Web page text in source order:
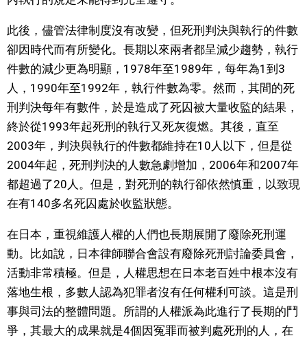
教育
工作勞動
家庭
醫療健康
語言
編輯部通知
此後，儘管法律制度沒有改變，但死刑判決與執行的件數
卻因時代而有所變化。長期以來兩者都呈減少趨勢，執行
件數的減少更為明顯，1978年至1989年，每年為1到3
人，1990年至1992年，執行件數為零。然而，其間的死
刑判決每年有數件，於是造成了死囚被大量收監的結果，
終於從1993年起死刑的執行又死灰復燃。其後，直至
2003年，判決與執行的件數都維持在10人以下，但是從
2004年起，死刑判決的人數急劇增加，2006年和2007年
都超過了20人。但是，對死刑的執行卻依然慎重，以致現
在有140多名死囚處於收監狀態。
在日本，重視維護人權的人們也長期展開了廢除死刑運
動。比如說，日本律師聯合會設有廢除死刑討論委員會，
活動非常積極。但是，人權思想在日本老百姓中根本沒有
落地生根，多數人認為犯罪者沒有任何權利可談。這是刑
事與司法的整體問題。所謂的人權派為此進行了長期的鬥
爭，其最大的成果就是4個因冤罪而被判處死刑的人，在